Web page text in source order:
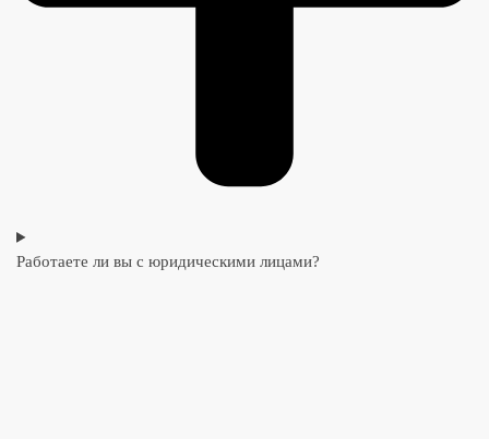
Работаете ли вы с юридическими лицами?